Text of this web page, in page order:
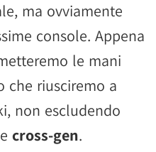
ma ovviamente
console. Appena
le mani
che riusciremo a
non escludendo
cross-gen.